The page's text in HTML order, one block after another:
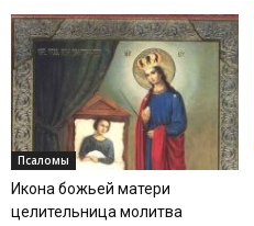
Псаломы
Икона божьей матери
целительница молитва